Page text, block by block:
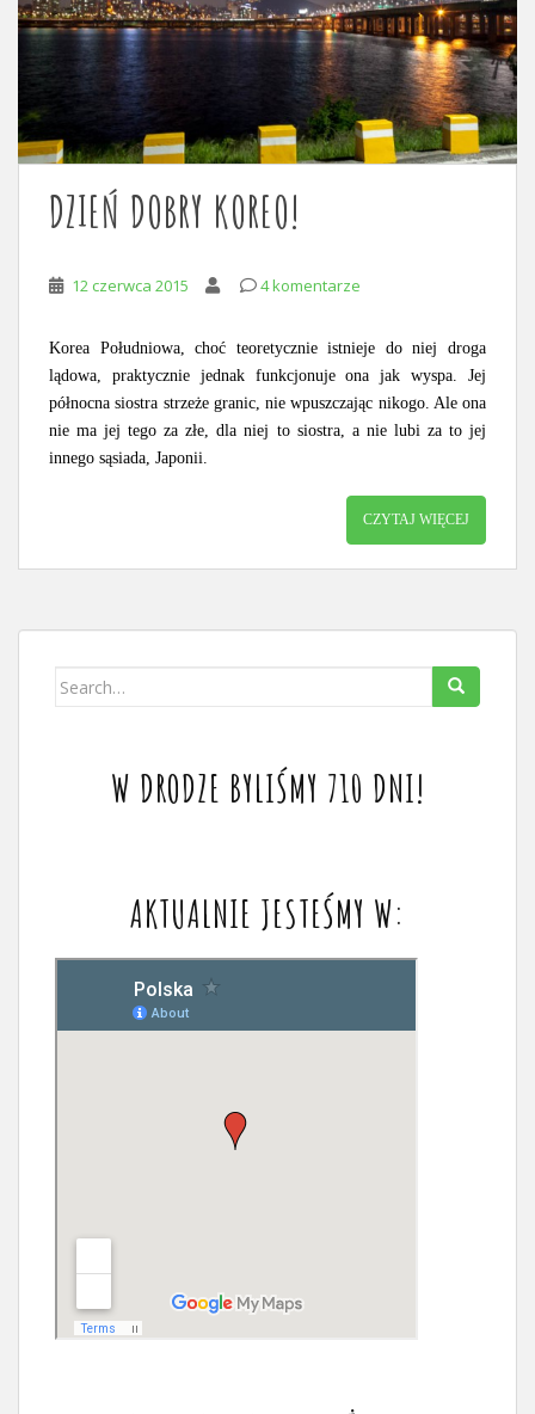
DZIEŃ DOBRY KOREO!
12 czerwca 2015 4 komentarze
Korea Południowa, choć teoretycznie istnieje do niej droga
lądowa, praktycznie jednak funkcjonuje ona jak wyspa. Jej
północna siostra strzeże granic, nie wpuszczając nikogo. Ale ona
nie ma jej tego za złe, dla niej to siostra, a nie lubi za to jej
innego sąsiada, Japonii.
CZYTAJ WIĘCEJ
Search
W DRODZE BYLIŚMY 710 DNI!
AKTUALNIE JESTEŚMY W: